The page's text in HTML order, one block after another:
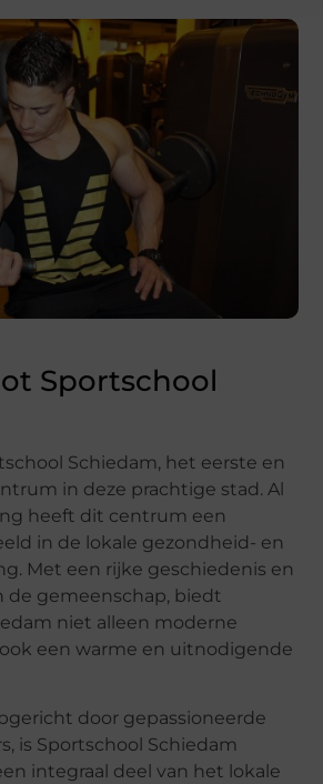
Sportschool
Schiedam, het eerste en
in deze prachtige stad. Al
heeft dit centrum een
in de lokale gezondheid- en
Met een rijke geschiedenis en
de gemeenschap, biedt
niet alleen moderne
een warme en uitnodigende
door gepassioneerde
is Sportschool Schiedam
integraal deel van het lokale